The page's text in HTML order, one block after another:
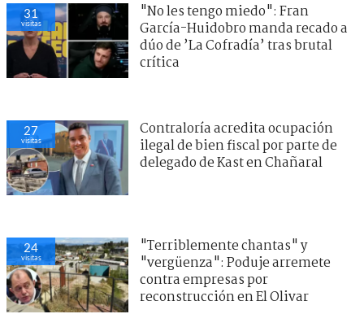
31
visitas
"No les tengo miedo": Fran
García-Huidobro manda recado a
dúo de ’La Cofradía’ tras brutal
crítica
27
visitas
Contraloría acredita ocupación
ilegal de bien fiscal por parte de
delegado de Kast en Chañaral
24
visitas
"Terriblemente chantas" y
"vergüenza": Poduje arremete
contra empresas por
reconstrucción en El Olivar